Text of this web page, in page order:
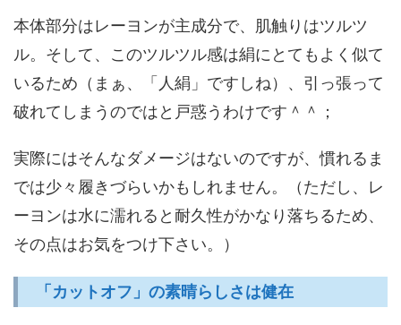
本体部分はレーヨンが主成分で、肌触りはツルツ
ル。そして、このツルツル感は絹にとてもよく似て
いるため（まぁ、「人絹」ですしね）、引っ張って
破れてしまうのではと戸惑うわけです＾＾；
実際にはそんなダメージはないのですが、慣れるま
では少々履きづらいかもしれません。（ただし、レ
ーヨンは水に濡れると耐久性がかなり落ちるため、
その点はお気をつけ下さい。）
「カットオフ」の素晴らしさは健在